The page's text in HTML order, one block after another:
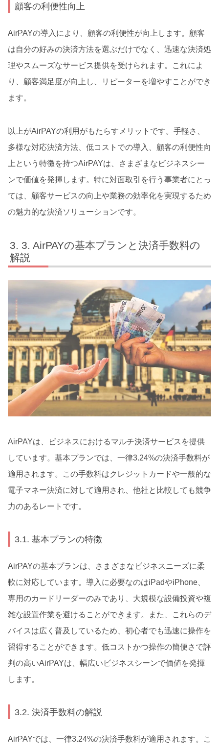
顧客の利便性向上
AirPAYの導入により、顧客の利便性が向上します。顧客
は自分の好みの決済方法を選ぶだけでなく、迅速な決済処
理やスムーズなサービス提供を受けられます。これによ
り、顧客満足度が向上し、リピーターを増やすことができ
ます。
以上がAirPAYの利用がもたらすメリットです。手軽さ、
多様な対応決済方法、低コストでの導入、顧客の利便性向
上という特徴を持つAirPAYは、さまざまなビジネスシー
ンで価値を発揮します。特に対面取引を行う事業者にとっ
ては、顧客サービスの向上や業務の効率化を実現するため
の魅力的な決済ソリューションです。
3. AirPAYの基本プランと決済手数料の
解説
AirPAYは、ビジネスにおけるマルチ決済サービスを提供
しています。基本プランでは、一律3.24%の決済手数料が
適用されます。この手数料はクレジットカードや一般的な
電子マネー決済に対して適用され、他社と比較しても競争
力のあるレートです。
3.1. 基本プランの特徴
AirPAYの基本プランは、さまざまなビジネスニーズに柔
軟に対応しています。導入に必要なのはiPadやiPhone、
専用のカードリーダーのみであり、大規模な設備投資や複
雑な設置作業を避けることができます。また、これらのデ
バイスは広く普及しているため、初心者でも迅速に操作を
習得することができます。低コストかつ操作の簡便さで評
判の高いAirPAYは、幅広いビジネスシーンで価値を発揮
します。
3.2. 決済手数料の解説
AirPAYでは、一律3.24%の決済手数料が適用されます。こ